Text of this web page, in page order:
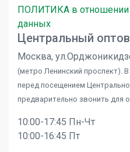
ПОЛИТИКА в отношении
данных
Центральный
Москва,
(метро Ленинский проспект).
перед посещением
предварительно звонить для
10:00-17:45 Пн-Чт
10:00-16:45 Пт